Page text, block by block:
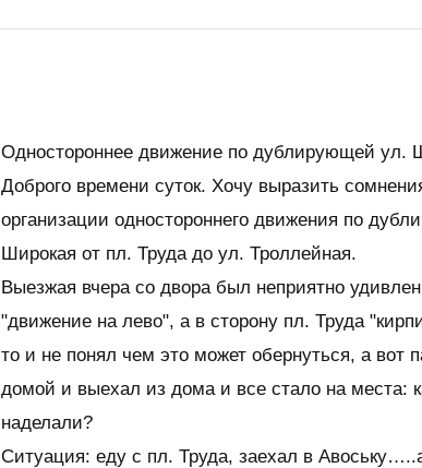
Одностороннее движение по дублирующей ул.
Доброго времени суток. Хочу выразить
организации одностороннего движения по
Широкая от пл. Труда до ул. Троллейная.
Выезжая вчера со двора был неприятно
"движение на лево", а в сторону пл. Труда
то и не понял чем это может обернуться, а вот
домой и выехал из дома и все стало на места:
наделали?
Ситуация: еду с пл. Труда, заехал в